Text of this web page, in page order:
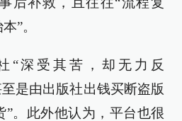
”。
“深受其苦，却无力反
是由出版社出钱买断盗版
”。此外他认为，平台也很